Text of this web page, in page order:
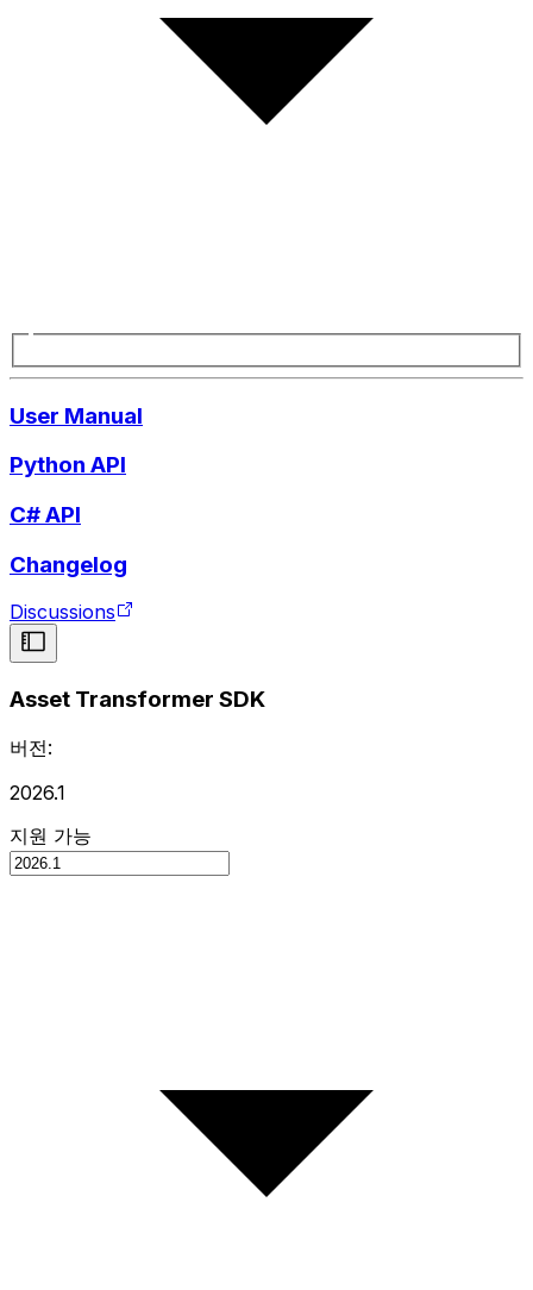
User Manual
Python API
C# API
Changelog
Discussions
Asset Transformer SDK
버전:
2026.1
지원 가능